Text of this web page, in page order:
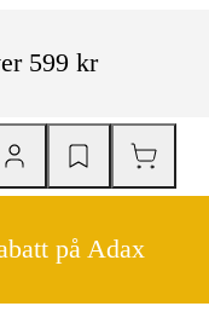
599 kr
på Adax